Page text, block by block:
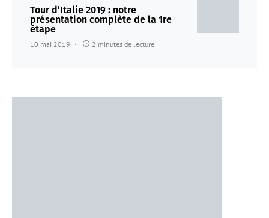
Tour d’Italie 2019 : notre
présentation complète de la 1re
étape
10 mai 2019 2 minutes de lecture